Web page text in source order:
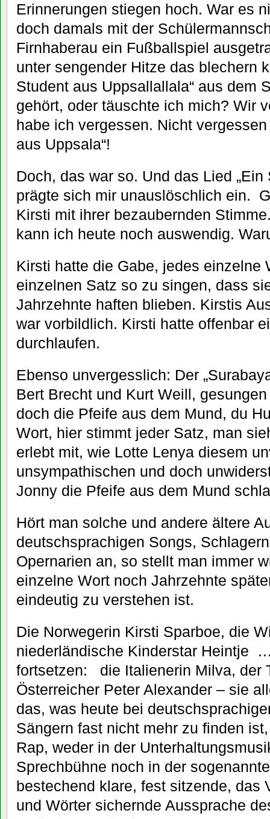
Erinnerungen stiegen hoch. War es
doch damals mit der
Firnhaberau ein Fußballspiel
unter sengender Hitze das blechern
Student aus Uppsallallala“ aus dem
gehört, oder täuschte ich mich? Wir
habe ich vergessen. Nicht
aus Uppsala“!
Doch, das war so. Und das Lied „Ein
prägte sich mir unauslöschlich ein.
Kirsti mit ihrer bezaubernden
kann ich heute noch auswendig.
Kirsti hatte die Gabe, jedes einzelne
einzelnen Satz so zu singen, dass
Jahrzehnte haften blieben. Kirstis
war vorbildlich. Kirsti hatte offenbar
durchlaufen.
Ebenso unvergesslich: Der
Bert Brecht und Kurt Weill,
doch die Pfeife aus dem Mund, du
Wort, hier stimmt jeder Satz, man
erlebt mit, wie Lotte Lenya diesem
unsympathischen und doch
Jonny die Pfeife aus dem Mund
Hört man solche und andere ältere
deutschsprachigen Songs,
Opernarien an, so stellt man immer
einzelne Wort noch Jahrzehnte
eindeutig zu verstehen ist.
Die Norwegerin Kirsti Sparboe, die
niederländische Kinderstar Heintje
fortsetzen: die Italienerin Milva, der
Österreicher Peter Alexander – sie
das, was heute bei
Sängern fast nicht mehr zu finden
Rap, weder in der
Sprechbühne noch in der
bestechend klare, fest sitzende, das
und Wörter sichernde Aussprache